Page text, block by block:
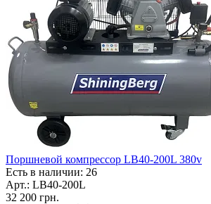
Поршневой компрессор LB40-200L 380v
Есть в наличии: 26
Арт.: LB40-200L
32 200 грн.